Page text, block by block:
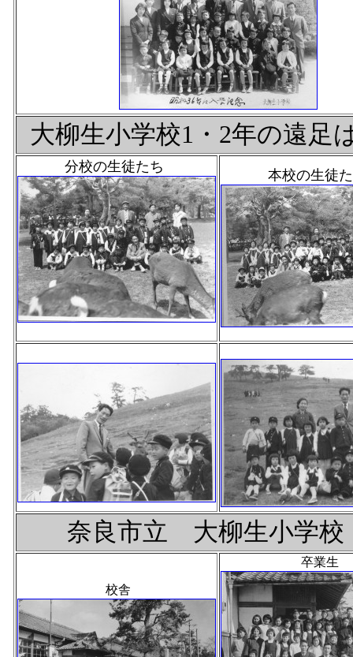
大柳生小学校1・2年の遠
分校の生徒たち
本校の生徒
奈良市立 大柳生小学
校舎
卒業生